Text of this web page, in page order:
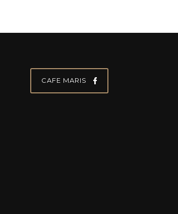
CAFE MARIS